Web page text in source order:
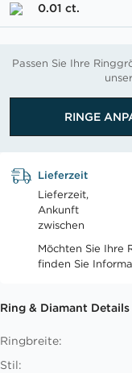
0.01 ct.
Passen Sie Ihre
RINGE
Lieferzeit
Lieferzeit,
Ankunft
zwischen
Möchten Sie Ihre
finden Sie
Ring & Diamant Details
Ringbreite:
Stil: